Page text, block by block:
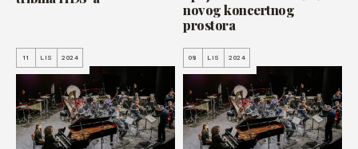
novog koncertnog
prostora
11 LIS 2024 08 LIS 2024